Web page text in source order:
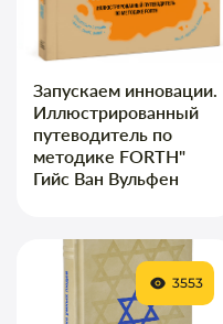
Запускаем инновации.
Иллюстрированный
путеводитель по
методике FORTH"
Гийс Ван Вульфен
3553